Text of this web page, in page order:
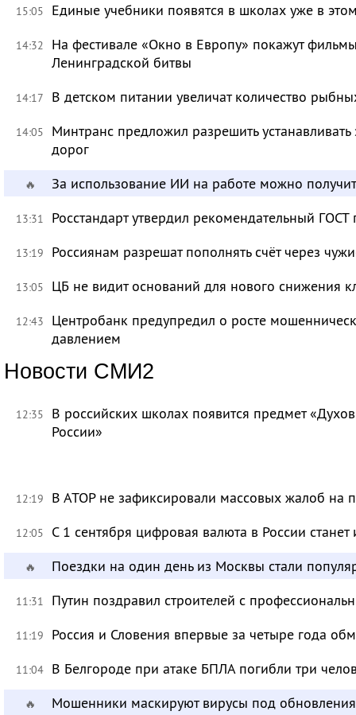
15:05 Единые учебники появятся в школах уже в
14:32
На фестивале «Окно в Европу» покажут
Ленинградской битвы
14:17 В детском питании увеличат количество
14:05
Минтранс предложил разрешить
дорог
🔥 За использование ИИ на работе можно
13:31 Росстандарт утвердил рекомендательный
13:19 Россиянам разрешат пополнять счёт через
13:05 ЦБ не видит оснований для нового снижения
12:43
Центробанк предупредил о росте
давлением
Новости СМИ2
12:35
В российских школах появится предмет
России»
12:19 В АТОР не зафиксировали массовых жалоб на
12:05 С 1 сентября цифровая валюта в России
🔥 Поездки на один день из Москвы стали
11:31 Путин поздравил строителей с
11:19 Россия и Словения впервые за четыре года
11:04 В Белгороде при атаке БПЛА погибли три
🔥 Мошенники маскируют вирусы под